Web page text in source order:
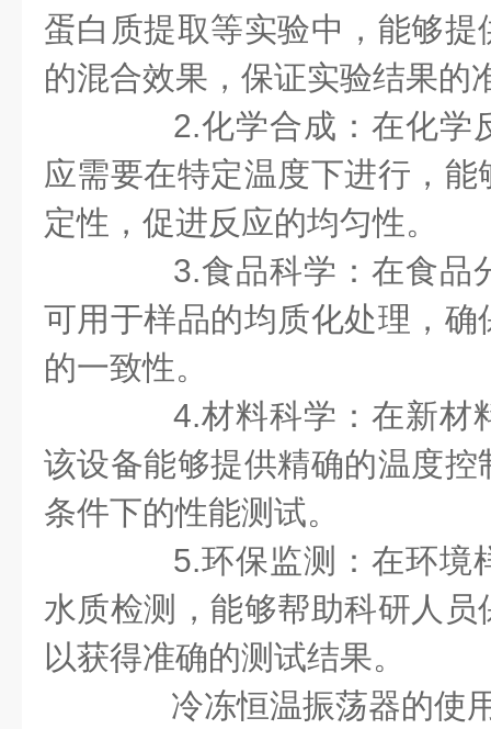
蛋白质提取等实验中，能够
的混合效果，保证实验结果的
2.化学合成：在化学
应需要在特定温度下进行，
定性，促进反应的均匀性。
3.食品科学：在食品
可用于样品的均质化处理，
的一致性。
4.材料科学：在新材
该设备能够提供精确的温度
条件下的性能测试。
5.环保监测：在环境
水质检测，能够帮助科研人
以获得准确的测试结果。
冷冻恒温振荡器的使